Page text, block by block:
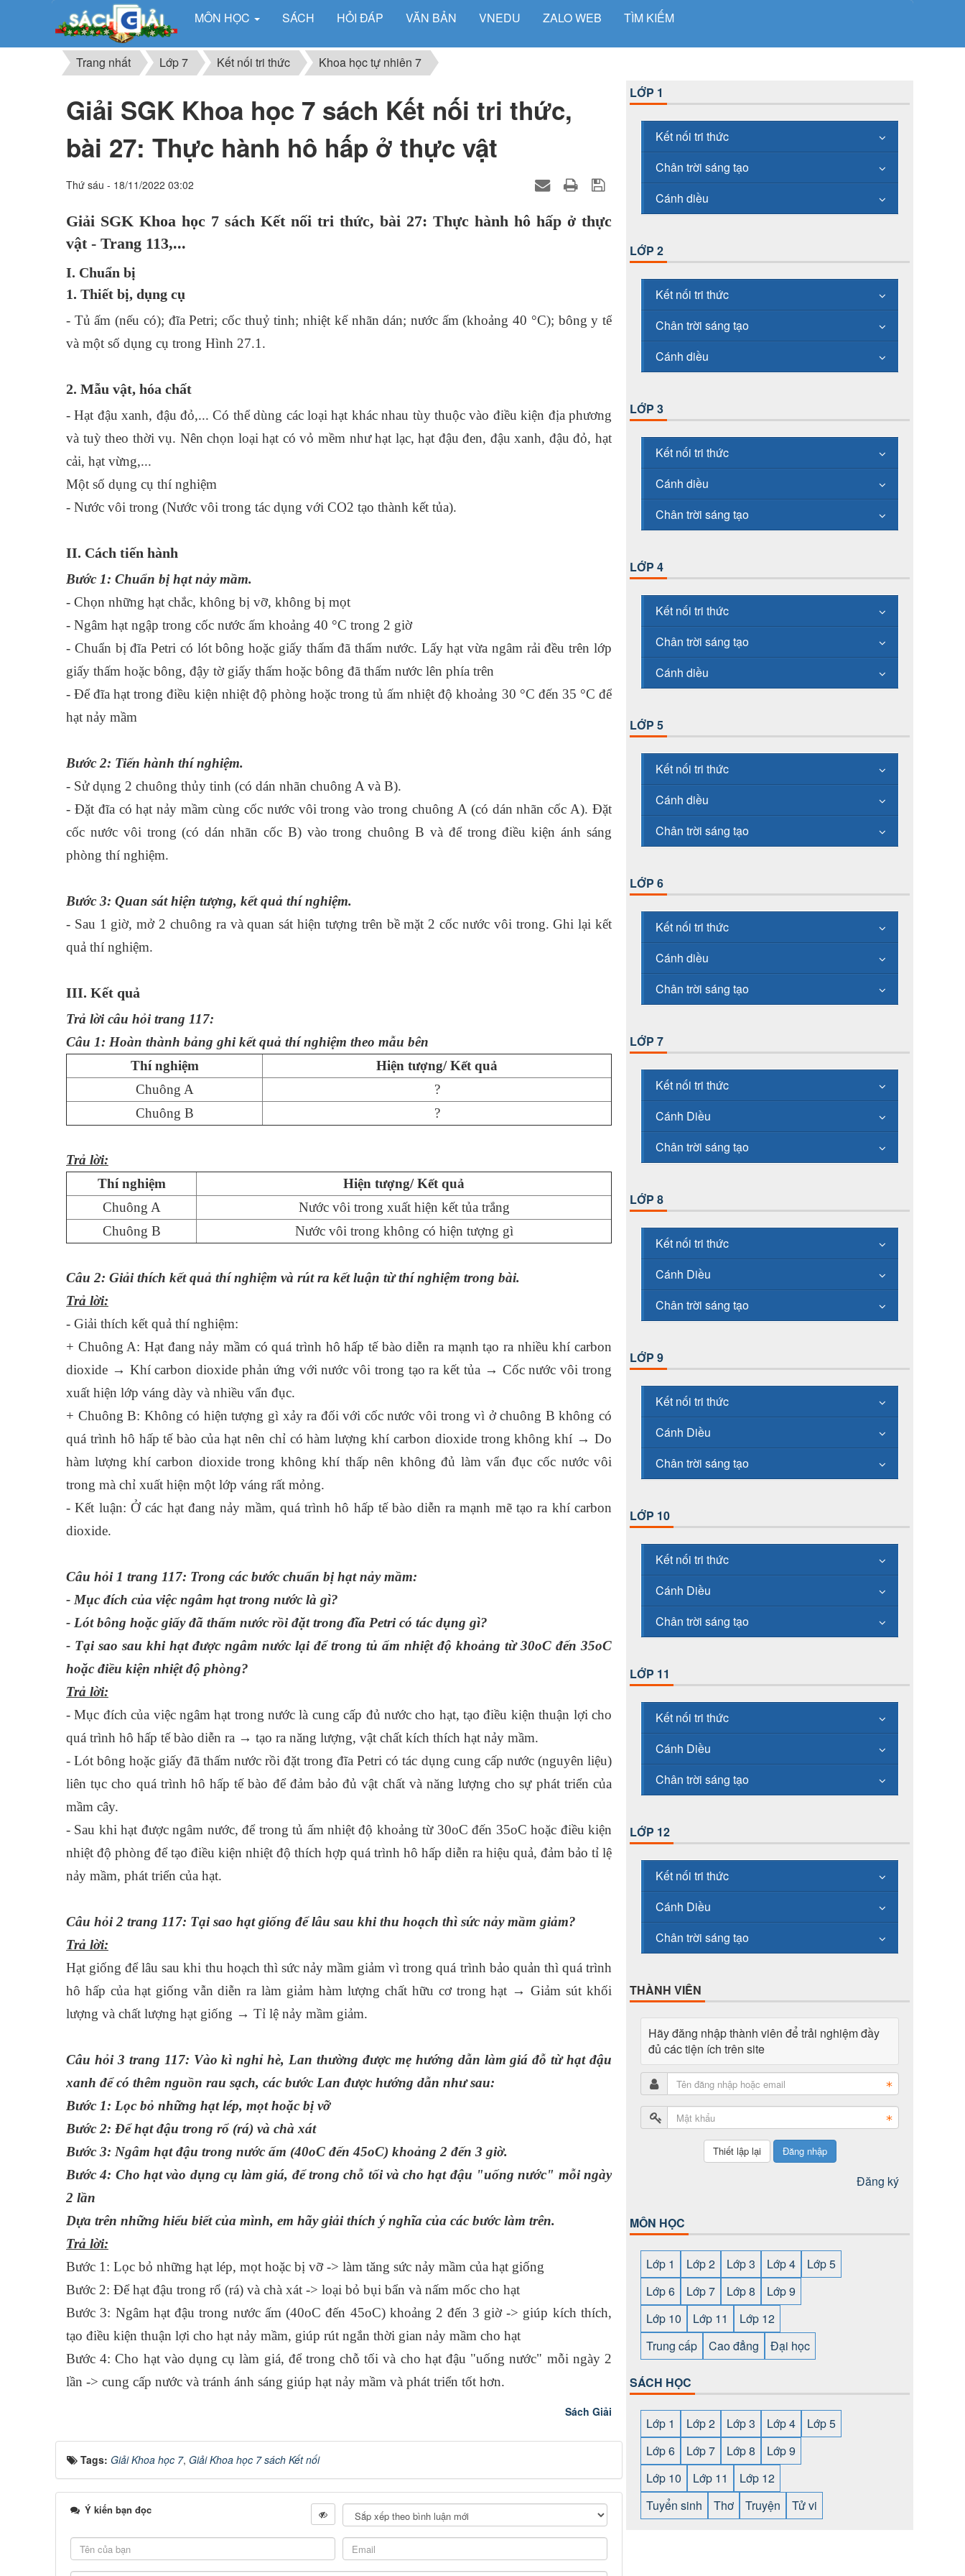
MÔN HỌC SÁCH HỎI ĐÁP VĂN BẢN VNEDU ZALO WEB TÌM KIẾM
Trang nhất Lớp 7 Kết nối tri thức Khoa học tự nhiên 7
Giải SGK Khoa học 7 sách Kết nối tri thức,
bài 27: Thực hành hô hấp ở thực vật
Thứ sáu - 18/11/2022 03:02
Giải SGK Khoa học 7 sách Kết nối tri thức, bài 27: Thực hành hô hấp ở thực
vật - Trang 113,...
I. Chuẩn bị
1. Thiết bị, dụng cụ
- Tủ ấm (nếu có); đĩa Petri; cốc thuỷ tinh; nhiệt kế nhãn dán; nước ấm (khoảng 40 °C); bông y tế
và một số dụng cụ trong Hình 27.1.
2. Mẫu vật, hóa chất
- Hạt đậu xanh, đậu đỏ,... Có thể dùng các loại hạt khác nhau tùy thuộc vào điều kiện địa phương
và tuỳ theo thời vụ. Nên chọn loại hạt có vỏ mềm như hạt lạc, hạt đậu đen, đậu xanh, đậu đỏ, hạt
cải, hạt vừng,...
Một số dụng cụ thí nghiệm
- Nước vôi trong (Nước vôi trong tác dụng với CO2 tạo thành kết tủa).
II. Cách tiến hành
Bước 1: Chuẩn bị hạt nảy mầm.
- Chọn những hạt chắc, không bị vỡ, không bị mọt
- Ngâm hạt ngập trong cốc nước ấm khoảng 40 °C trong 2 giờ
- Chuẩn bị đĩa Petri có lót bông hoặc giấy thấm đã thấm nước. Lấy hạt vừa ngâm rải đều trên lớp
giấy thấm hoặc bông, đậy tờ giấy thấm hoặc bông đã thấm nước lên phía trên
- Để đĩa hạt trong điều kiện nhiệt độ phòng hoặc trong tủ ấm nhiệt độ khoảng 30 °C đến 35 °C để
hạt nảy mầm
Bước 2: Tiến hành thí nghiệm.
- Sử dụng 2 chuông thủy tinh (có dán nhãn chuông A và B).
- Đặt đĩa có hạt nảy mầm cùng cốc nước vôi trong vào trong chuông A (có dán nhãn cốc A). Đặt
cốc nước vôi trong (có dán nhãn cốc B) vào trong chuông B và để trong điều kiện ánh sáng
phòng thí nghiệm.
Bước 3: Quan sát hiện tượng, kết quả thí nghiệm.
- Sau 1 giờ, mở 2 chuông ra và quan sát hiện tượng trên bề mặt 2 cốc nước vôi trong. Ghi lại kết
quả thí nghiệm.
III. Kết quả
Trả lời câu hỏi trang 117:
Câu 1: Hoàn thành bảng ghi kết quả thí nghiệm theo mẫu bên
Thí nghiệm
Hiện tượng/ Kết quả
Chuông A
?
Chuông B
?
Trả lời:
Thí nghiệm
Hiện tượng/ Kết quả
Chuông A
Nước vôi trong xuất hiện kết tủa trắng
Chuông B
Nước vôi trong không có hiện tượng gì
Câu 2: Giải thích kết quả thí nghiệm và rút ra kết luận từ thí nghiệm trong bài.
Trả lời:
- Giải thích kết quả thí nghiệm:
+ Chuông A: Hạt đang nảy mầm có quá trình hô hấp tế bào diễn ra mạnh tạo ra nhiều khí carbon
dioxide → Khí carbon dioxide phản ứng với nước vôi trong tạo ra kết tủa → Cốc nước vôi trong
xuất hiện lớp váng dày và nhiều vẩn đục.
+ Chuông B: Không có hiện tượng gì xảy ra đối với cốc nước vôi trong vì ở chuông B không có
quá trình hô hấp tế bào của hạt nên chỉ có hàm lượng khí carbon dioxide trong không khí → Do
hàm lượng khí carbon dioxide trong không khí thấp nên không đủ làm vẩn đục cốc nước vôi
trong mà chỉ xuất hiện một lớp váng rất mỏng.
- Kết luận: Ở các hạt đang nảy mầm, quá trình hô hấp tế bào diễn ra mạnh mẽ tạo ra khí carbon
dioxide.
Câu hỏi 1 trang 117: Trong các bước chuẩn bị hạt nảy mầm:
- Mục đích của việc ngâm hạt trong nước là gì?
- Lót bông hoặc giấy đã thấm nước rồi đặt trong đĩa Petri có tác dụng gì?
- Tại sao sau khi hạt được ngâm nước lại để trong tủ ấm nhiệt độ khoảng từ 30oC đến 35oC
hoặc điều kiện nhiệt độ phòng?
Trả lời:
- Mục đích của việc ngâm hạt trong nước là cung cấp đủ nước cho hạt, tạo điều kiện thuận lợi cho
quá trình hô hấp tế bào diễn ra → tạo ra năng lượng, vật chất kích thích hạt nảy mầm.
- Lót bông hoặc giấy đã thấm nước rồi đặt trong đĩa Petri có tác dụng cung cấp nước (nguyên liệu)
liên tục cho quá trình hô hấp tế bào để đảm bảo đủ vật chất và năng lượng cho sự phát triển của
mầm cây.
- Sau khi hạt được ngâm nước, để trong tủ ấm nhiệt độ khoảng từ 30oC đến 35oC hoặc điều kiện
nhiệt độ phòng để tạo điều kiện nhiệt độ thích hợp quá trình hô hấp diễn ra hiệu quả, đảm bảo tỉ lệ
nảy mầm, phát triển của hạt.
Câu hỏi 2 trang 117: Tại sao hạt giống để lâu sau khi thu hoạch thì sức nảy mầm giảm?
Trả lời:
Hạt giống để lâu sau khi thu hoạch thì sức nảy mầm giảm vì trong quá trình bảo quản thì quá trình
hô hấp của hạt giống vẫn diễn ra làm giảm hàm lượng chất hữu cơ trong hạt → Giảm sút khối
lượng và chất lượng hạt giống → Tỉ lệ nảy mầm giảm.
Câu hỏi 3 trang 117: Vào kì nghỉ hè, Lan thường được mẹ hướng dẫn làm giá đỗ từ hạt đậu
xanh để có thêm nguồn rau sạch, các bước Lan được hướng dẫn như sau:
Bước 1: Lọc bỏ những hạt lép, mọt hoặc bị vỡ
Bước 2: Để hạt đậu trong rổ (rá) và chà xát
Bước 3: Ngâm hạt đậu trong nước ấm (40oC đến 45oC) khoảng 2 đến 3 giờ.
Bước 4: Cho hạt vào dụng cụ làm giá, để trong chỗ tối và cho hạt đậu "uống nước" mỗi ngày
2 lần
Dựa trên những hiểu biết của mình, em hãy giải thích ý nghĩa của các bước làm trên.
Trả lời:
Bước 1: Lọc bỏ những hạt lép, mọt hoặc bị vỡ -> làm tăng sức nảy mầm của hạt giống
Bước 2: Để hạt đậu trong rổ (rá) và chà xát -> loại bỏ bụi bẩn và nấm mốc cho hạt
Bước 3: Ngâm hạt đậu trong nước ấm (40oC đến 45oC) khoảng 2 đến 3 giờ -> giúp kích thích,
tạo điều kiện thuận lợi cho hạt nảy mầm, giúp rút ngắn thời gian nảy mầm cho hạt
Bước 4: Cho hạt vào dụng cụ làm giá, để trong chỗ tối và cho hạt đậu "uống nước" mỗi ngày 2
lần -> cung cấp nước và tránh ánh sáng giúp hạt nảy mầm và phát triển tốt hơn.
Sách Giải
Tags: Giải Khoa học 7, Giải Khoa học 7 sách Kết nối
Ý kiến bạn đọc
LỚP 1
Kết nối tri thức
Chân trời sáng tạo
Cánh diều
LỚP 2
Kết nối tri thức
Chân trời sáng tạo
Cánh diều
LỚP 3
Kết nối tri thức
Cánh diều
Chân trời sáng tạo
LỚP 4
Kết nối tri thức
Chân trời sáng tạo
Cánh diều
LỚP 5
Kết nối tri thức
Cánh diều
Chân trời sáng tạo
LỚP 6
Kết nối tri thức
Cánh diều
Chân trời sáng tạo
LỚP 7
Kết nối tri thức
Cánh Diều
Chân trời sáng tạo
LỚP 8
Kết nối tri thức
Cánh Diều
Chân trời sáng tạo
LỚP 9
Kết nối tri thức
Cánh Diều
Chân trời sáng tạo
LỚP 10
Kết nối tri thức
Cánh Diều
Chân trời sáng tạo
LỚP 11
Kết nối tri thức
Cánh Diều
Chân trời sáng tạo
LỚP 12
Kết nối tri thức
Cánh Diều
Chân trời sáng tạo
THÀNH VIÊN
Hãy đăng nhập thành viên để trải nghiệm đầy
đủ các tiện ích trên site
Đăng nhập
Đăng ký
MÔN HỌC
Lớp 1 Lớp 2 Lớp 3 Lớp 4
Lớp 5
Lớp 6
Lớp 7 Lớp 8
Lớp 9
Lớp 10
Lớp 11
Lớp 12
Trung cấp
Cao đẳng Đại học
SÁCH HỌC
Lớp 1 Lớp 2 Lớp 3 Lớp 4
Lớp 5
Lớp 6
Lớp 7 Lớp 8
Lớp 9
Lớp 10
Lớp 11
Lớp 12
Tuyển sinh
Thơ Truyện Tử vi